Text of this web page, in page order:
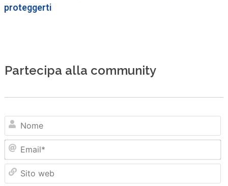
proteggerti
Partecipa alla community